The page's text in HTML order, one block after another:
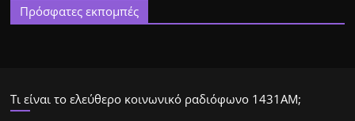
Πρόσφατες εκπομπές
Τι είναι το ελεύθερο κοινωνικό ραδιόφωνο 1431ΑΜ;